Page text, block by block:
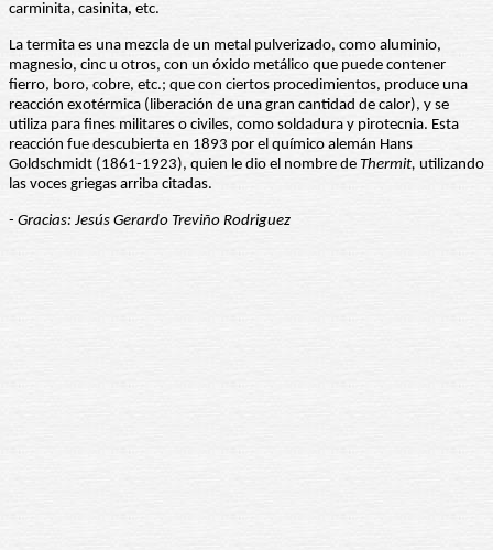
carminita, casinita, etc.
La termita es una mezcla de un metal pulverizado, como aluminio,
magnesio, cinc u otros, con un óxido metálico que puede contener
fierro, boro, cobre, etc.; que con ciertos procedimientos, produce una
reacción exotérmica (liberación de una gran cantidad de calor), y se
utiliza para fines militares o civiles, como soldadura y pirotecnia. Esta
reacción fue descubierta en 1893 por el químico alemán Hans
Goldschmidt (1861-1923), quien le dio el nombre de Thermit, utilizando
las voces griegas arriba citadas.
- Gracias: Jesús Gerardo Treviño Rodriguez